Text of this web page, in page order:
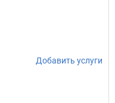
Добавить услуги